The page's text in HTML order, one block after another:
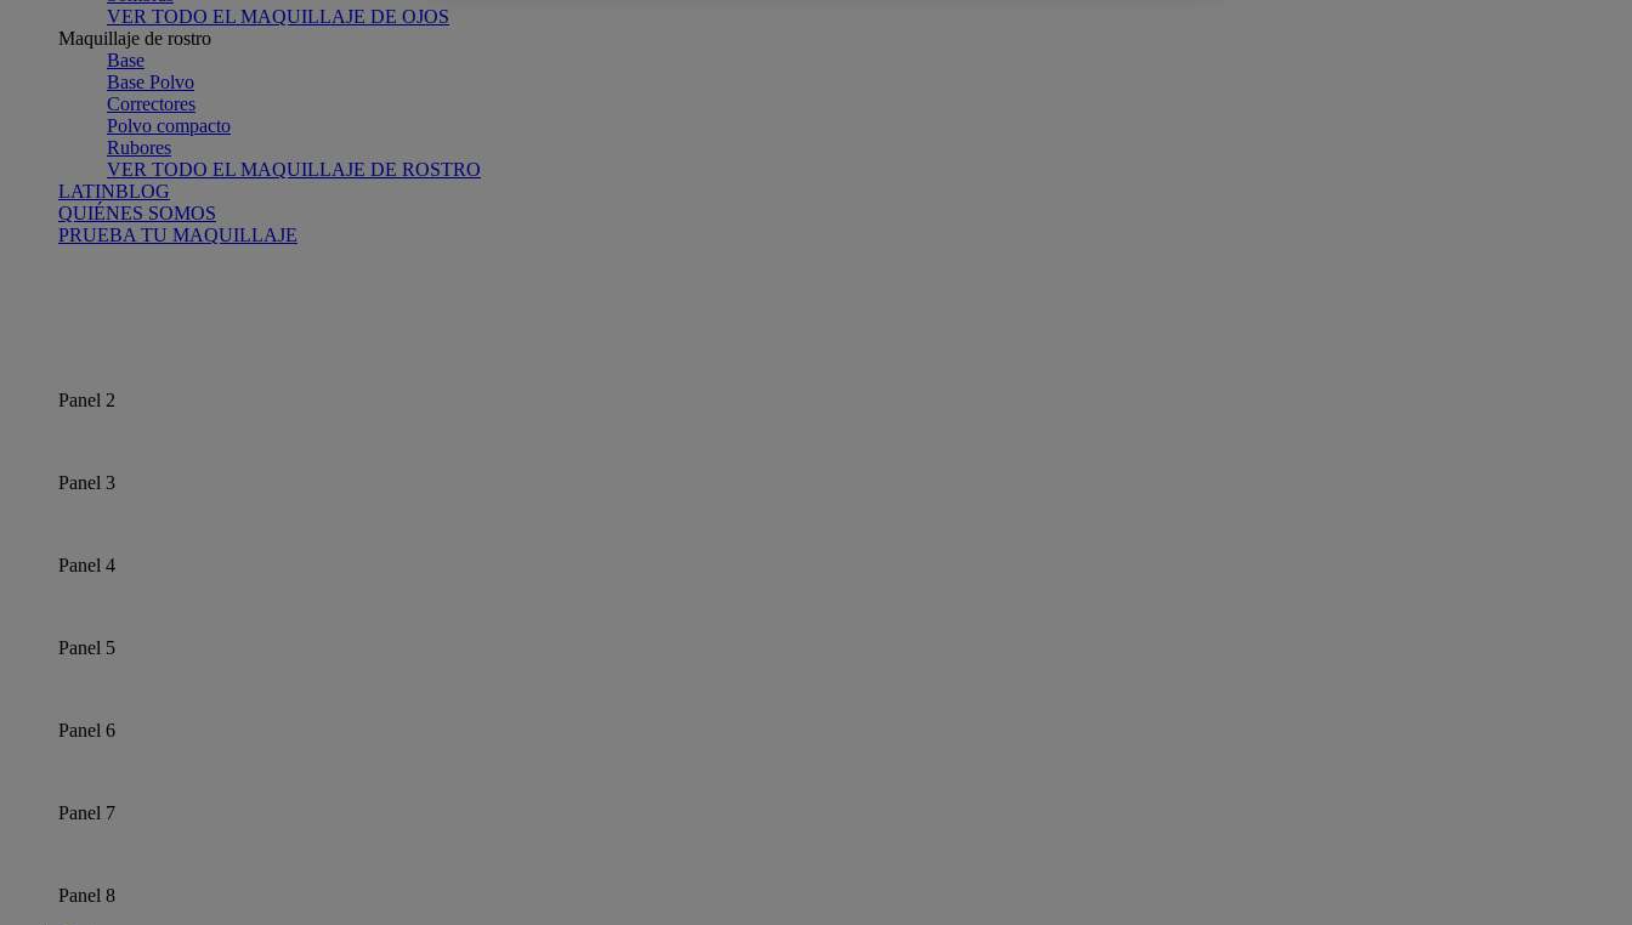
VER TODO EL MAQUILLAJE DE OJOS
Maquillaje de rostro
Base
Base Polvo
Correctores
Polvo compacto
Rubores
VER TODO EL MAQUILLAJE DE ROSTRO
LATINBLOG
QUIÉNES SOMOS
PRUEBA TU MAQUILLAJE
Panel 2
Panel 3
Panel 4
Panel 5
Panel 6
Panel 7
Panel 8